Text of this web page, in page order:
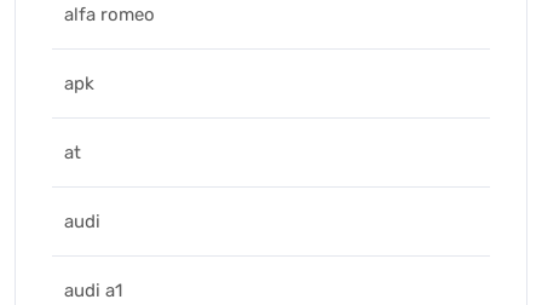
alfa romeo
apk
at
audi
audi a1